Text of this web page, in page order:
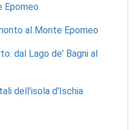
Epomeo
al Monte Epomeo
dal Lago de' Bagni al
dell'isola d'Ischia